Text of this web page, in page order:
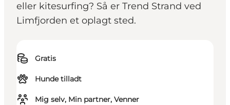
eller kitesurfing? Så er Trend Strand ved
Limfjorden et oplagt sted.
Gratis
Hunde tilladt
Mig selv, Min partner, Venner